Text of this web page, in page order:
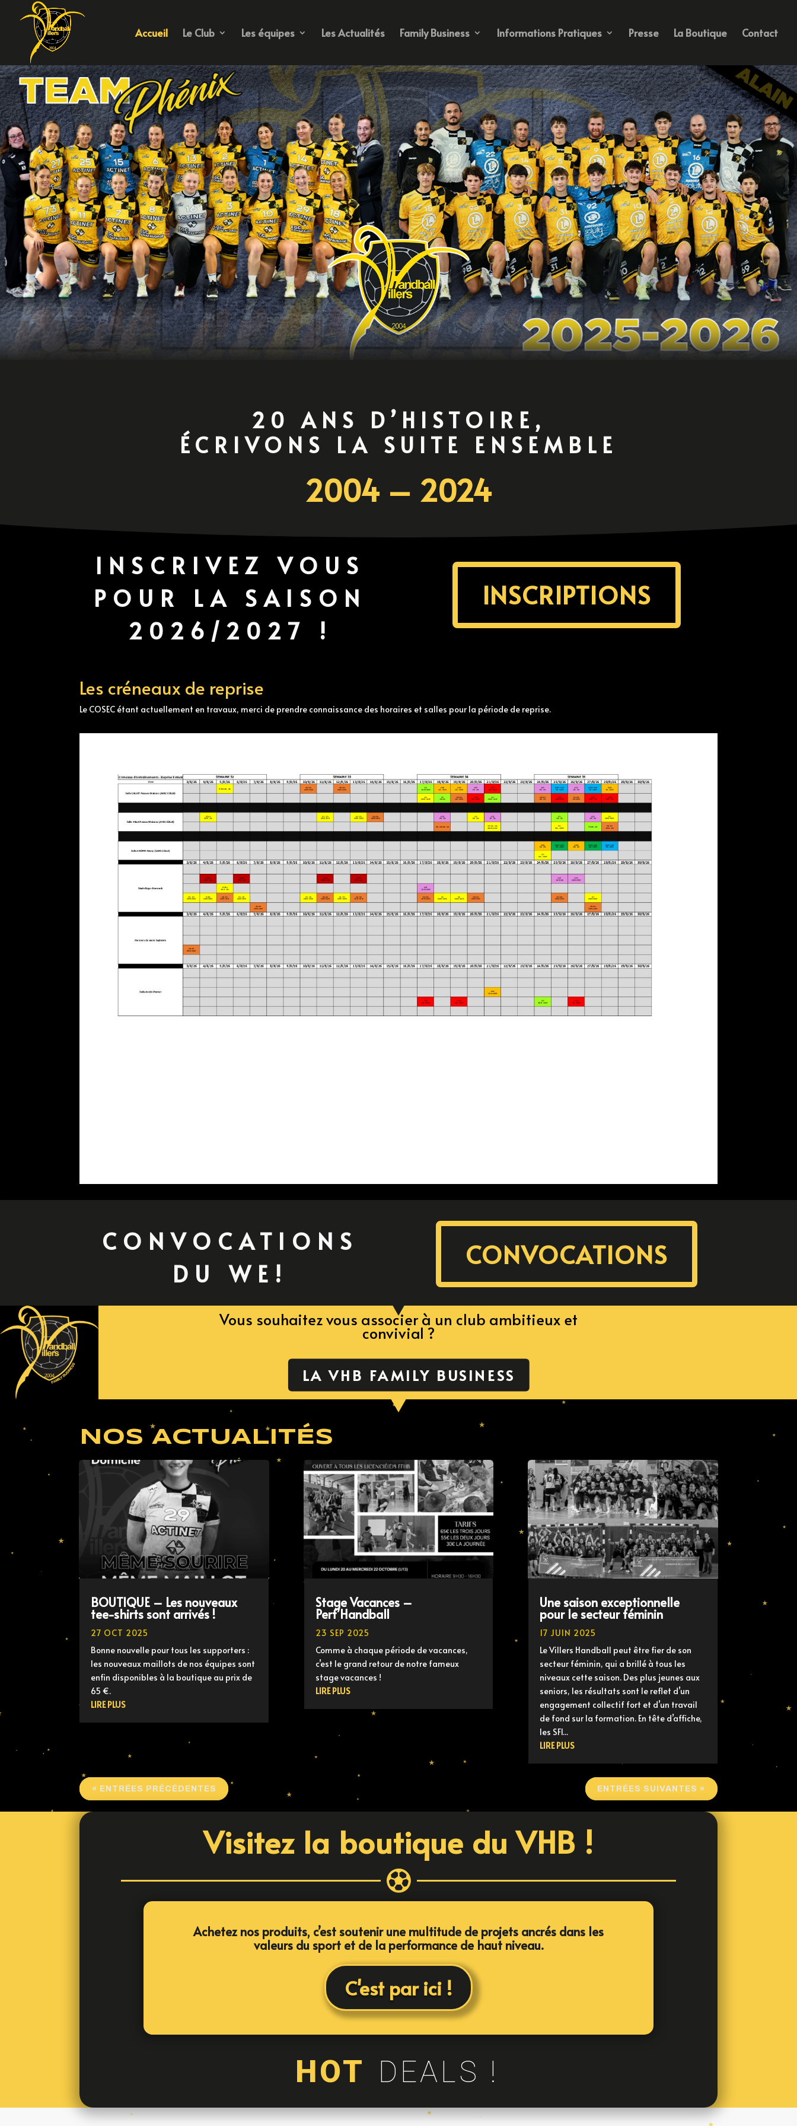
Accueil Le Club Les équipes Les Actualités Family Business Informations Pratiques Presse La Boutique Contact
20 ANS D’HISTOIRE,
ÉCRIVONS LA SUITE ENSEMBLE
2004 – 2024
INSCRIVEZ VOUS
POUR LA SAISON
2026/2027 !
INSCRIPTIONS
Les créneaux de reprise
Le COSEC étant actuellement en travaux, merci de prendre connaissance des horaires et salles pour la période de reprise.
CONVOCATIONS
DU WE!
CONVOCATIONS
Vous souhaitez vous associer à un club ambitieux et
convivial ?
LA VHB FAMILY BUSINESS
NOS ACTUALITÉS
BOUTIQUE – Les nouveaux
tee-shirts sont arrivés !
27 OCT 2025
Bonne nouvelle pour tous les supporters :
les nouveaux maillots de nos équipes sont
enfin disponibles à la boutique au prix de
65 €.
LIRE PLUS
Stage Vacances –
Perf’Handball
23 SEP 2025
Comme à chaque période de vacances,
c’est le grand retour de notre fameux
stage vacances !
LIRE PLUS
Une saison exceptionnelle
pour le secteur féminin
17 JUIN 2025
Le Villers Handball peut être fier de son
secteur féminin, qui a brillé à tous les
niveaux cette saison. Des plus jeunes aux
seniors, les résultats sont le reflet d’un
engagement collectif fort et d’un travail
de fond sur la formation. En tête d’affiche,
les SF1...
LIRE PLUS
« ENTRÉES PRÉCÉDENTES ENTRÉES SUIVANTES »
Visitez la boutique du VHB !

Achetez nos produits, c’est soutenir une multitude de projets ancrés dans les
valeurs du sport et de la performance de haut niveau.
C'est par ici !
HOT DEALS !